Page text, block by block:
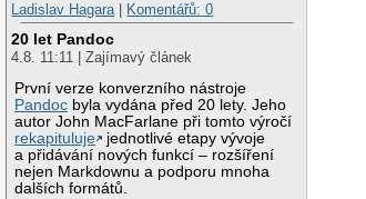
Ladislav Hagara| Komentářů: 0
20 let Pandoc
4.8. 11:11 | Zajímavý článek
První verze konverzního nástroje
Pandoc byla vydána před 20 lety. Jeho
autor John MacFarlane při tomto výročí
rekapituluje
jednotlivé etapy vývoje
a přidávání nových funkcí – rozšíření
nejen Markdownu a podporu mnoha
dalších formátů.